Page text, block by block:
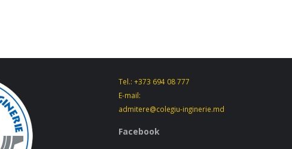
Tel.: +373 694 08 777
E-mail:
admitere@colegiu-inginerie.md
Facebook